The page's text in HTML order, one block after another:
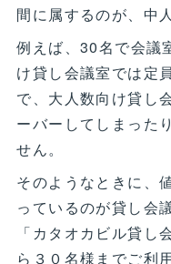
間に属するのが、中
例えば、30名で会議
け貸し会議室では定
で、大人数向け貸し
ーバーしてしまった
せん。
そのようなときに、
っているのが貸し会
「カタオカビル貸し
ら３０名様までご利